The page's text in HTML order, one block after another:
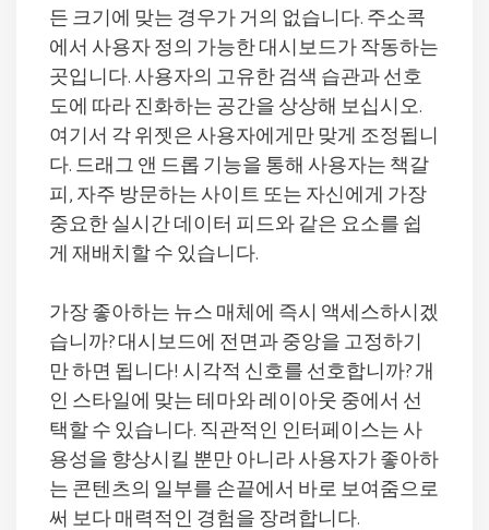
든 크기에 맞는 경우가 거의 없습니다. 주소콕
에서 사용자 정의 가능한 대시보드가 작동하는
곳입니다. 사용자의 고유한 검색 습관과 선호
도에 따라 진화하는 공간을 상상해 보십시오.
여기서 각 위젯은 사용자에게만 맞게 조정됩니
다. 드래그 앤 드롭 기능을 통해 사용자는 책갈
피, 자주 방문하는 사이트 또는 자신에게 가장
중요한 실시간 데이터 피드와 같은 요소를 쉽
게 재배치할 수 있습니다.
가장 좋아하는 뉴스 매체에 즉시 액세스하시겠
습니까? 대시보드에 전면과 중앙을 고정하기
만 하면 됩니다! 시각적 신호를 선호합니까? 개
인 스타일에 맞는 테마와 레이아웃 중에서 선
택할 수 있습니다. 직관적인 인터페이스는 사
용성을 향상시킬 뿐만 아니라 사용자가 좋아하
는 콘텐츠의 일부를 손끝에서 바로 보여줌으로
써 보다 매력적인 경험을 장려합니다.